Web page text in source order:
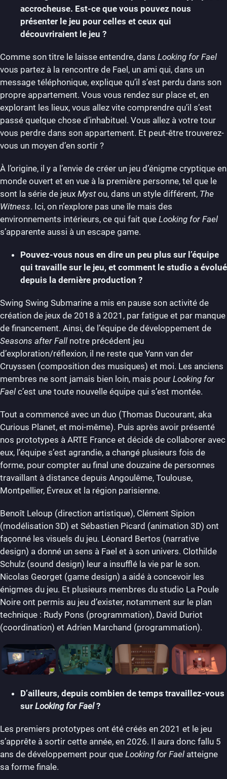
accrocheuse. Est-ce que vous pouvez nous
présenter le jeu pour celles et ceux qui
découvriraient le jeu ?
Comme son titre le laisse entendre, dans Looking for Fael
vous partez à la rencontre de Fael, un ami qui, dans un
message téléphonique, explique qu’il s’est perdu dans son
propre appartement. Vous vous rendez sur place et, en
explorant les lieux, vous allez vite comprendre qu’il s’est
passé quelque chose d’inhabituel. Vous allez à votre tour
vous perdre dans son appartement. Et peut-être trouverez-
vous un moyen d’en sortir ?
À l’origine, il y a l’envie de créer un jeu d’énigme cryptique en
monde ouvert et en vue à la première personne, tel que le
sont la série de jeux Mystou, dans un style différent, The
Witness. Ici, on n’explore pas une île mais des
environnements intérieurs, ce qui fait que Looking for Fael
s’apparente aussi à un escape game.
Pouvez-vous nous en dire un peu plus sur l’équipe
qui travaille sur le jeu, et comment le studio a évolué
depuis la dernière production ?
Swing Swing Submarine a mis en pause son activité de
création de jeux de 2018 à 2021, par fatigue et par manque
de financement. Ainsi, de l’équipe de développement de
Seasons after Fall notre précédent jeu
d’exploration/réflexion, il ne reste que Yann van der
Cruyssen (composition des musiques) et moi. Les anciens
membres ne sont jamais bien loin, mais pour Looking for
Fael c’est une toute nouvelle équipe qui s’est montée.
Tout a commencé avec un duo (Thomas Ducourant, aka
Curious Planet, et moi-même). Puis après avoir présenté
nos prototypes à ARTE France et décidé de collaborer avec
eux, l’équipe s’est agrandie, a changé plusieurs fois de
forme, pour compter au final une douzaine de personnes
travaillant à distance depuis Angoulême, Toulouse,
Montpellier, Évreux et la région parisienne.
Benoît Leloup (direction artistique), Clément Sipion
(modélisation 3D) et Sébastien Picard (animation 3D) ont
façonné les visuels du jeu. Léonard Bertos (narrative
design) a donné un sens à Fael et à son univers. Clothilde
Schulz (sound design) leur a insufflé la vie par le son.
Nicolas Georget (game design) a aidé à concevoir les
énigmes du jeu. Et plusieurs membres du studio La Poule
Noire ont permis au jeu d’exister, notamment sur le plan
technique : Rudy Pons (programmation), David Duriot
(coordination) et Adrien Marchand (programmation).
D’ailleurs, depuis combien de temps travaillez-vous
sur Looking for Fael?
Les premiers prototypes ont été créés en 2021 et le jeu
s’apprête à sortir cette année, en 2026. Il aura donc fallu 5
ans de développement pour que Looking for Fael atteigne
sa forme finale.